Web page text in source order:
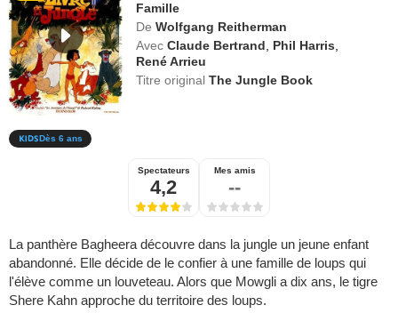
Famille
De Wolfgang Reitherman
Avec Claude Bertrand Phil Harris
René Arrieu
Titre originalThe Jungle Book
Dès 6 ans
Spectateurs
4,2
Mes amis
--
La panthère Bagheera découvre dans la jungle un jeune enfant
abandonné. Elle décide de le confier à une famille de loups qui
l'élève comme un louveteau. Alors que Mowgli a dix ans, le tigre
Shere Kahn approche du territoire des loups.